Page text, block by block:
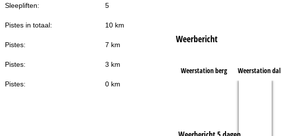
Sleepliften: 5
Pistes in totaal: 10 km
Pistes: 7 km
Pistes: 3 km
Pistes: 0 km
Weerbericht
Weerstation berg Weerstation dal